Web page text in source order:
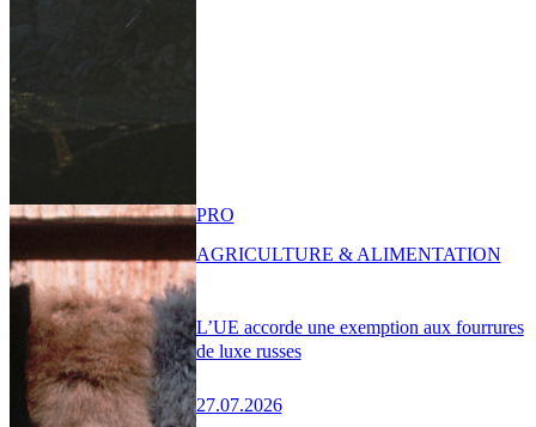
L’UE accorde une exemption aux fourrures
de luxe russes
27.07.2026
PRO
AGRICULTURE & ALIMENTATION